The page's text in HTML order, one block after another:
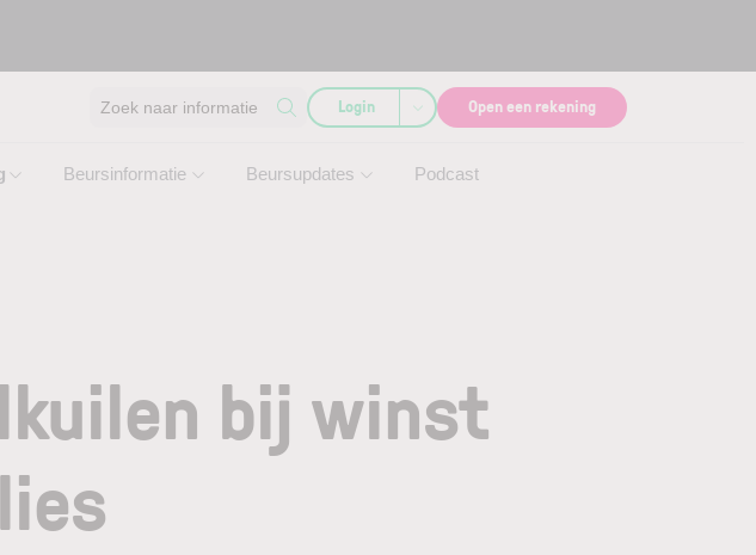
Beursinformatie Beursupdates Podcast
Zoek naar informatie Login Open een rekening
bij winst